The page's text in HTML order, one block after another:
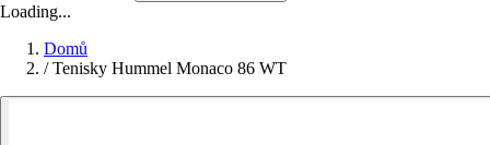
Loading...
Domů
/ Tenisky Hummel Monaco 86 WT